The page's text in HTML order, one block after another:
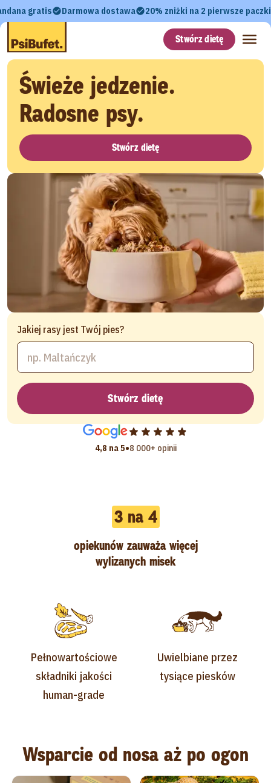
gratis Darmowa dostawa 20% zniżki na 2 pierwsze paczki
Stwórz dietę
Świeże jedzenie.
Radosne psy.
Stwórz dietę
Jakiej rasy jest Twój pies?
Stwórz dietę
4,8 na 5•8 000+ opinii
Pełnowartościowe
składniki jakości
human-grade
3 na 4
opiekunów zauważa więcej
wylizanych misek
Uwielbiane przez
tysiące piesków
Wsparcie od nosa aż po ogon